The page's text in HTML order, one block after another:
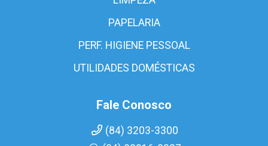
PAPELARIA
PERF. HIGIENE PESSOAL
UTILIDADES DOMÉSTICAS
Fale Conosco
(84) 3203-3300